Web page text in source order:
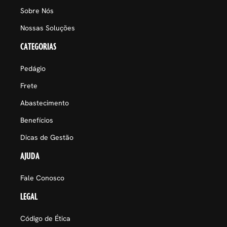
Sobre Nós
Nossas Soluções
CATEGORIAS
Pedágio
Frete
Abastecimento
Benefícios
Dicas de Gestão
AJUDA
Fale Conosco
LEGAL
Código de Ética